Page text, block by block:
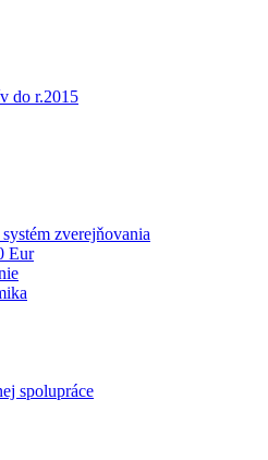
do r.2015
systém zverejňovania
Eur
spolupráce